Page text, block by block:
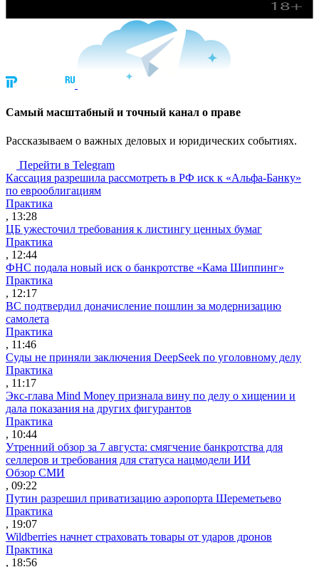
Cамый масштабный и точный канал о праве
Рассказываем о важных деловых и юридических событиях.
Перейти в Telegram
Кассация разрешила рассмотреть в РФ иск к «Альфа-Банку»
по еврооблигациям
Практика
, 13:28
ЦБ ужесточил требования к листингу ценных бумаг
Практика
, 12:44
ФНС подала новый иск о банкротстве «Кама Шиппинг»
Практика
, 12:17
ВС подтвердил доначисление пошлин за модернизацию
самолета
Практика
, 11:46
Суды не приняли заключения DeepSeek по уголовному делу
Практика
, 11:17
Экс-глава Mind Money признала вину по делу о хищении и
дала показания на других фигурантов
Практика
, 10:44
Утренний обзор за 7 августа: смягчение банкротства для
селлеров и требования для статуса нацмодели ИИ
Обзор СМИ
, 09:22
Путин разрешил приватизацию аэропорта Шереметьево
Практика
, 19:07
Wildberries начнет страховать товары от ударов дронов
Практика
, 18:56